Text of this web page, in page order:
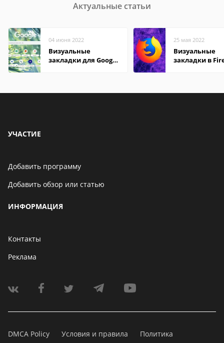
Актуальные статьи
04 июня 2022
Визуальные
закладки для Google
25 мая 2022
Визуальные
закладки в
УЧАСТИЕ
Добавить программу
Добавить обзор или статью
ИНФОРМАЦИЯ
Контакты
Реклама
DMCA Policy Условия и правила
Политика